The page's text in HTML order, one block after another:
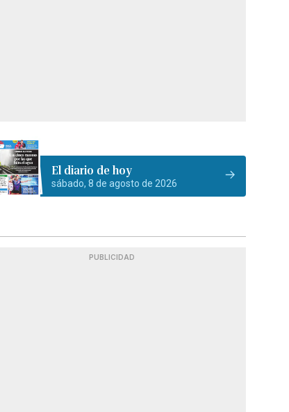
El diario de hoy
sábado, 8 de agosto de 2026
PUBLICIDAD